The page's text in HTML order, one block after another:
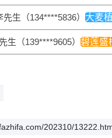
先生（134****5836）大麦
生（139****9605）碧莲盛
先生（156****6189）大麦
生（154****0078）碧莲盛
202310/